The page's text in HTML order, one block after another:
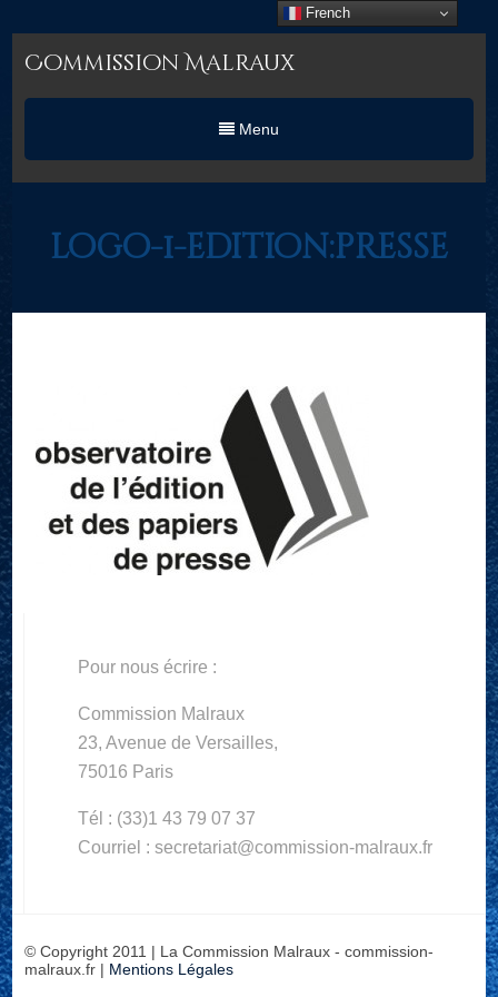
Commission Malraux
Menu
logo-1-edition:presse
Pour nous écrire :
Commission Malraux
23, Avenue de Versailles,
75016 Paris
Tél : (33)1 43 79 07 37
Courriel : secretariat@commission-malraux.fr
© Copyright 2011 | La Commission Malraux - commission-
malraux.fr | Mentions Légales
French